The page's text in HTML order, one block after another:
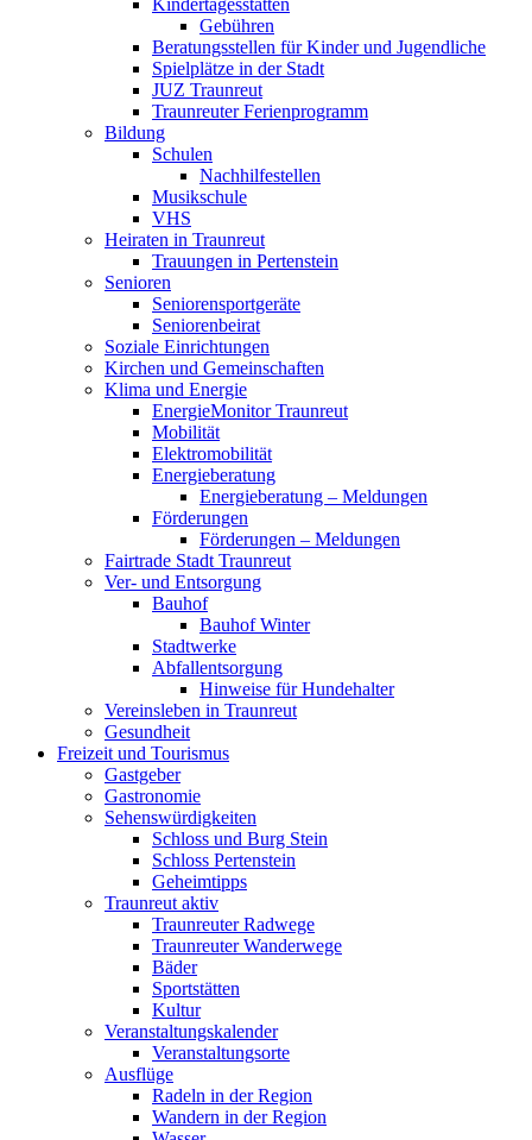
Kindertagesstätten
Gebühren
Beratungsstellen für Kinder und Jugendliche
Spielplätze in der Stadt
JUZ Traunreut
Traunreuter Ferienprogramm
Bildung
Schulen
Nachhilfestellen
Musikschule
VHS
Heiraten in Traunreut
Trauungen in Pertenstein
Senioren
Seniorensportgeräte
Seniorenbeirat
Soziale Einrichtungen
Kirchen und Gemeinschaften
Klima und Energie
EnergieMonitor Traunreut
Mobilität
Elektromobilität
Energieberatung
Energieberatung – Meldungen
Förderungen
Förderungen – Meldungen
Fairtrade Stadt Traunreut
Ver- und Entsorgung
Bauhof
Bauhof Winter
Stadtwerke
Abfallentsorgung
Hinweise für Hundehalter
Vereinsleben in Traunreut
Gesundheit
Freizeit und Tourismus
Gastgeber
Gastronomie
Sehenswürdigkeiten
Schloss und Burg Stein
Schloss Pertenstein
Geheimtipps
Traunreut aktiv
Traunreuter Radwege
Traunreuter Wanderwege
Bäder
Sportstätten
Kultur
Veranstaltungskalender
Veranstaltungsorte
Ausflüge
Radeln in der Region
Wandern in der Region